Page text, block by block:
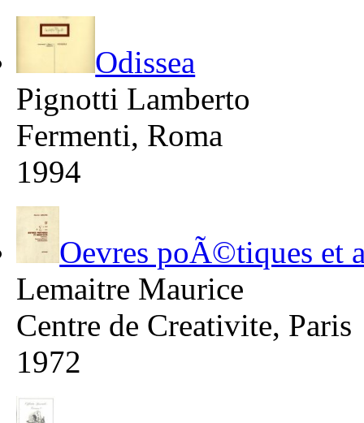
Odissea
Pignotti Lamberto
Fermenti, Roma
1994
Oevres poÃ©tiques et
Lemaitre Maurice
Centre de Creativite, Paris
1972